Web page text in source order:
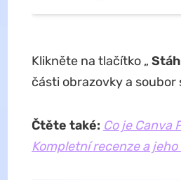
Klikněte na tlačítko „
části obrazovky a soubor
Čtěte také: Co je Canva
Kompletní recenze a